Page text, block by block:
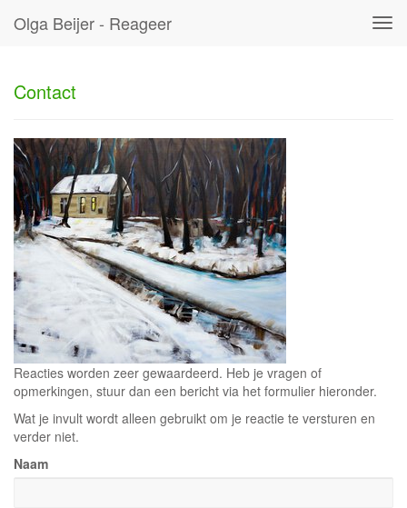
Olga Beijer - Reageer
Contact
Reacties worden zeer gewaardeerd. Heb je vragen of
opmerkingen, stuur dan een bericht via het formulier hieronder.
Wat je invult wordt alleen gebruikt om je reactie te versturen en
verder niet.
Naam